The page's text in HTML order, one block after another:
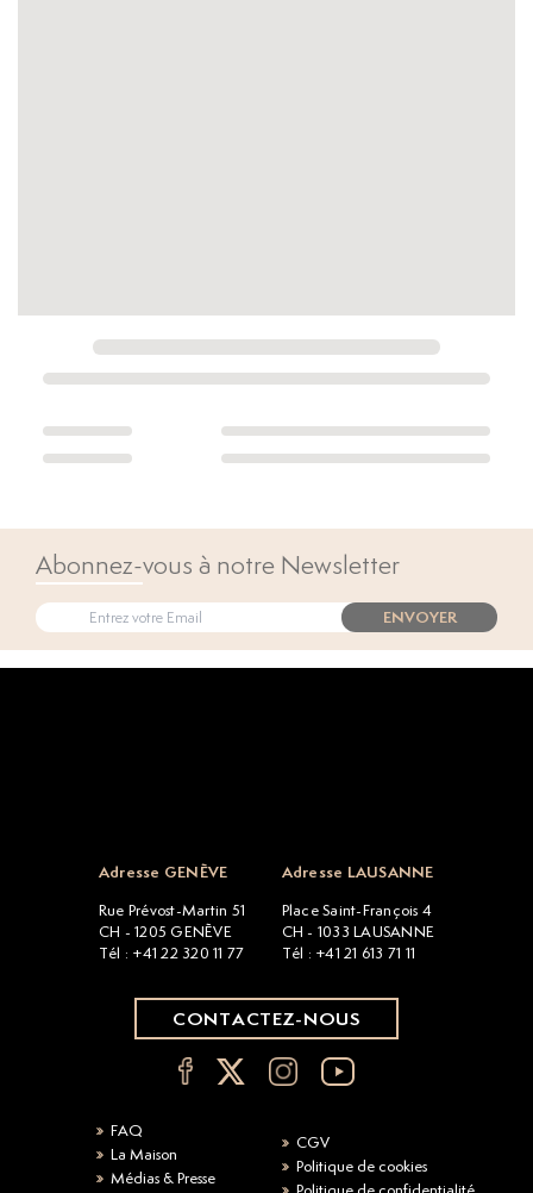
Abonnez-vous à notre Newsletter
ENVOYER
Adresse GENÈVE
Rue Prévost-Martin 51
CH - 1205 GENÈVE
Tél : +41 22 320 11 77
Adresse LAUSANNE
Place Saint-François 4
CH - 1033 LAUSANNE
Tél : +41 21 613 71 11
CONTACTEZ-NOUS
FAQ
La Maison
Médias & Presse
CGV
Politique de cookies